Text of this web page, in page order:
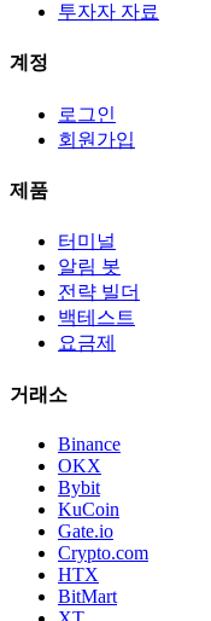
투자자 자료
계정
로그인
회원가입
제품
터미널
알림 봇
전략 빌더
백테스트
요금제
거래소
Binance
OKX
Bybit
KuCoin
Gate.io
Crypto.com
HTX
BitMart